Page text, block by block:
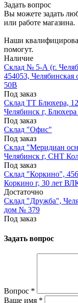
Задать вопрос
Вы можете задать
или работе магазина.
Наши
помогут.
Наличие
Склад № 5-А (г.
454053,
50В
Под заказ
Склад ТТ Блюхера,
Челябинск г,
Под заказ
Склад "Офис"
Под заказ
Склад "Меридиан
Челябинск г, СНТ
Под заказ
Склад "Коркино",
Коркино г, 30 лет
Достаточно
Склад "Дружба",
дом № 379
Под заказ
Задать вопрос
Вопрос *
Ваше имя *